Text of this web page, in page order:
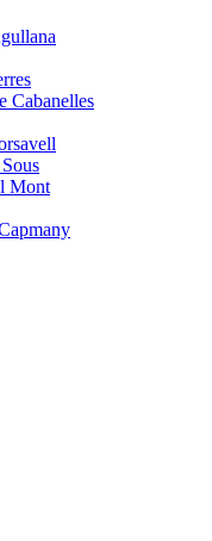
Cabanelles
Mont